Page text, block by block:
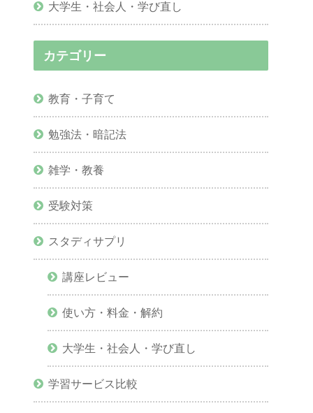
大学生・社会人・学び直し
カテゴリー
教育・子育て
勉強法・暗記法
雑学・教養
受験対策
スタディサプリ
講座レビュー
使い方・料金・解約
大学生・社会人・学び直し
学習サービス比較